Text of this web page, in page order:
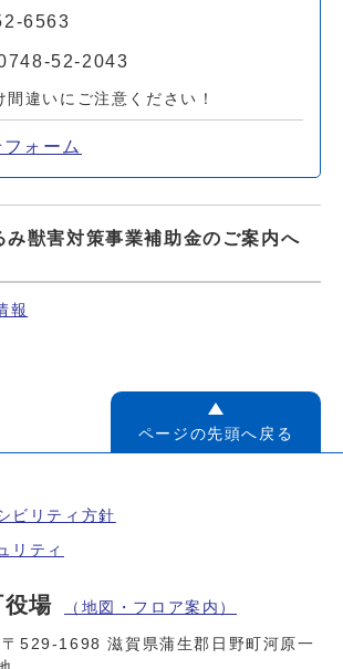
6563
52-2043
間違いにご注意ください！
ォーム
み獣害対策事業補助金のご案内へ
報
ページの先頭へ戻る
ビリティ方針
リティ
役場 （地図・フロア案内）
〒529-1698 滋賀県蒲生郡日野町河原一